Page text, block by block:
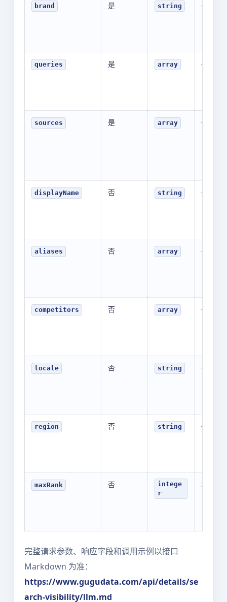
brand 是 string -
queries 是 array -
sources 是 array -
displayName 否 string -
aliases 否 array -
competitors 否 array -
locale 否 string -
region 否 string -
maxRank 否
intege
r
20
完整请求参数、响应字段和调用示例以接口
Markdown 为准：
https://www.gugudata.com/api/details/se
arch-visibility/llm.md